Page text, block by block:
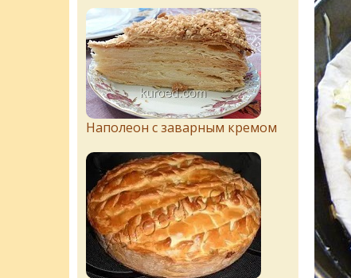
Наполеон с заварным кремом